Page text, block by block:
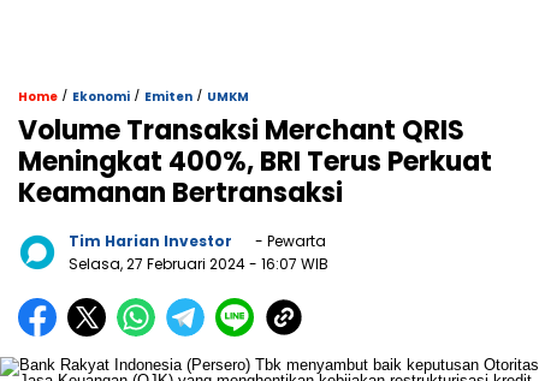
Home / Ekonomi / Emiten / UMKM
Volume Transaksi Merchant QRIS
Meningkat 400%, BRI Terus Perkuat
Keamanan Bertransaksi
Tim Harian Investor
- Pewarta
Selasa, 27 Februari 2024- 16:07 WIB